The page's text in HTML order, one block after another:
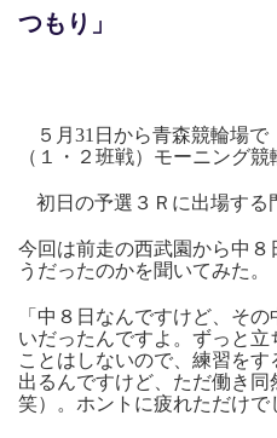
車券は20歳になってから・
よくある質問
つもり」
５月31日から青森競輪場
（１・２班戦）モーニング競
初日の予選３Ｒに出場する
今回は前走の西武園から中
うだったのかを聞いてみた。
「中８日なんですけど、そ
いだったんですよ。ずっと
ことはしないので、練習を
出るんですけど、ただ働き
笑）。ホントに疲れただけで